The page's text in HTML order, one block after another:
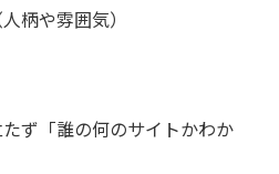
柄や雰囲気）
ず「誰の何のサイトかわか